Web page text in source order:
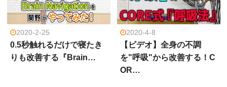
2020-2-25
0.5秒触れるだけで寝たき
りも改善する『Brain…
2020-4-8
【ビデオ】全身の不調
を"呼吸"から改善する！C
OR…